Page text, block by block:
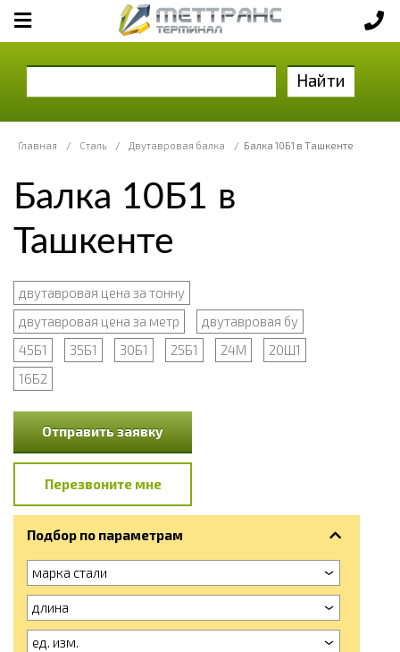
Найти
Главная / Сталь / Двутавровая балка / Балка 10Б1 в Ташкенте
Балка 10Б1 в
Ташкенте
двутавровая цена за тонну
двутавровая цена за метр
двутавровая бу
45Б1
35Б1 30Б1 25Б1 24М
20Ш1
16Б2
Отправить заявку
Перезвоните мне
Подбор по параметрам
марка стали
длина
ед. изм.